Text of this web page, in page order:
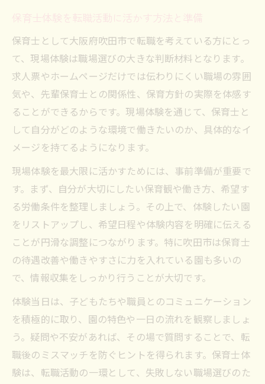
保育士体験を転職活動に活かす方法と準備
保育士として大阪府吹田市で転職を考えている方にとっ
て、現場体験は職場選びの大きな判断材料となります。
求人票やホームページだけでは伝わりにくい職場の雰囲
気や、先輩保育士との関係性、保育方針の実際を体感す
ることができるからです。現場体験を通じて、保育士と
して自分がどのような環境で働きたいのか、具体的なイ
メージを持てるようになります。
現場体験を最大限に活かすためには、事前準備が重要で
す。まず、自分が大切にしたい保育観や働き方、希望す
る労働条件を整理しましょう。その上で、体験したい園
をリストアップし、希望日程や体験内容を明確に伝える
ことが円滑な調整につながります。特に吹田市は保育士
の待遇改善や働きやすさに力を入れている園も多いの
で、情報収集をしっかり行うことが大切です。
体験当日は、子どもたちや職員とのコミュニケーション
を積極的に取り、園の特色や一日の流れを観察しましょ
う。疑問や不安があれば、その場で質問することで、転
職後のミスマッチを防ぐヒントを得られます。保育士体
験は、転職活動の一環として、失敗しない職場選びのた